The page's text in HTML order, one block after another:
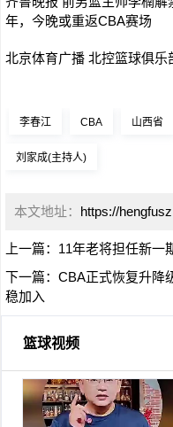
年，今晚或重返CBA赛场
北京体育广播 北控篮球俱
李春江 CBA 山西省
刘家成(主持人)
本文地址： https://
上一篇： 11年老将担任新一
下一篇： CBA正式恢复升降
稳加入
篮球视频